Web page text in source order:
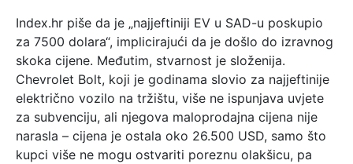
Index.hr piše da je „najjeftiniji EV u SAD-u poskupio
za 7500 dolara“, implicirajući da je došlo do izravnog
skoka cijene. Međutim, stvarnost je složenija.
Chevrolet Bolt, koji je godinama slovio za najjeftinije
električno vozilo na tržištu, više ne ispunjava uvjete
za subvenciju, ali njegova maloprodajna cijena nije
narasla – cijena je ostala oko 26.500 USD, samo što
kupci više ne mogu ostvariti poreznu olakšicu, pa